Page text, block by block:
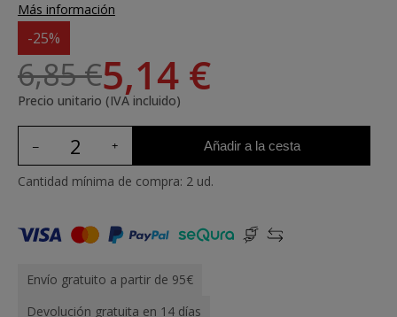
Más información
-25%
6,85 €5,14 €
Precio unitario (IVA incluido)
Añadir a la cesta
Cantidad mínima de compra: 2 ud.
Envío gratuito a partir de 95€
Devolución gratuita en 14 días